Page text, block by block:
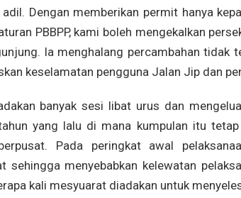
Dengan memberikan permit hanya
PBBPP, kami boleh mengekalkan
Ia menghalang percambahan tidak
keselamatan pengguna Jalan Jip dan
banyak sesi libat urus dan
yang lalu di mana kumpulan itu
Pada peringkat awal
sehingga menyebabkan kelewatan
kali mesyuarat diadakan untuk